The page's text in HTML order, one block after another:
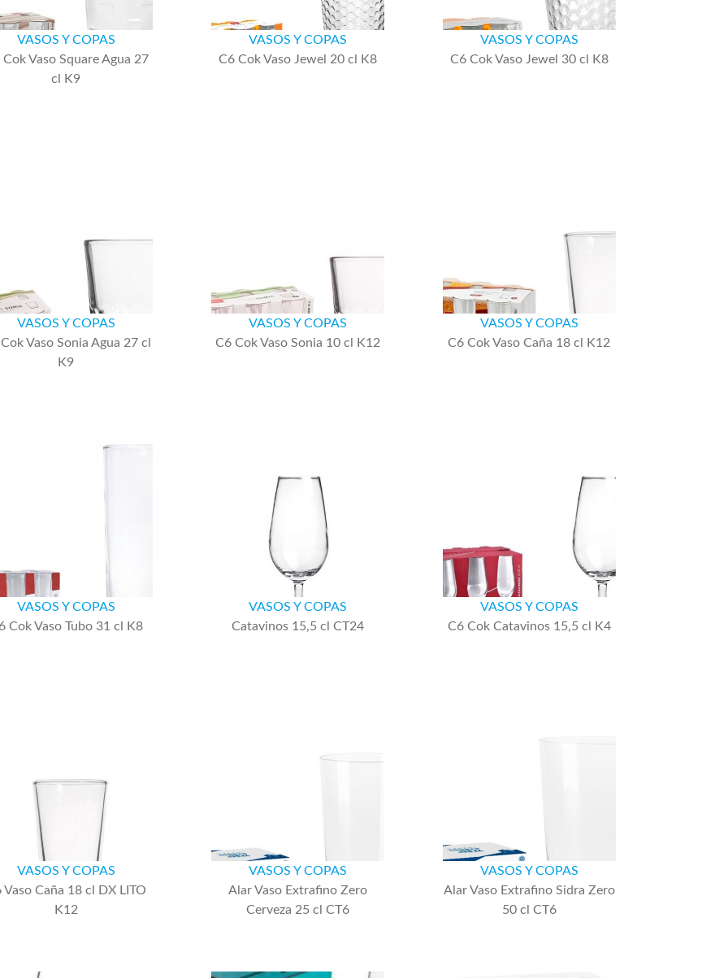
VASOS Y COPAS
Cok Vaso Square Agua 27
cl K9
VASOS Y COPAS
C6 Cok Vaso Jewel 20 cl K8
VASOS Y COPAS
C6 Cok Vaso Jewel 30 cl K8
VASOS Y COPAS
Vaso Sonia Agua 27 cl
K9
VASOS Y COPAS
C6 Cok Vaso Sonia 10 cl K12
VASOS Y COPAS
C6 Cok Vaso Caña 18 cl K12
VASOS Y COPAS
Cok Vaso Tubo 31 cl K8
VASOS Y COPAS
Catavinos 15,5 cl CT24
VASOS Y COPAS
C6 Cok Catavinos 15,5 cl K4
VASOS Y COPAS
Vaso Caña 18 cl DX LITO
K12
VASOS Y COPAS
Alar Vaso Extrafino Zero
Cerveza 25 cl CT6
VASOS Y COPAS
Alar Vaso Extrafino Sidra Zero
50 cl CT6